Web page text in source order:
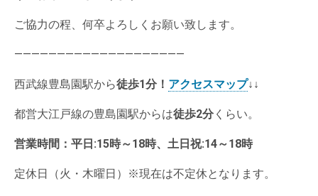
ご協力の程、何卒よろしくお願い致します。
————————————————————
西武線豊島園駅から徒歩1分 ！ アクセスマップ↓↓
都営大江戸線の豊島園駅からは徒歩2分 くらい。
営業時間： 平日:15時～18時、土日祝:14～18時
定休日（火・木曜日）※現在は不定休となります。